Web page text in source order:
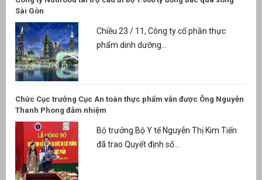
Sài Gòn
Chiều 23 / 11, Công ty cổ phần thực
phẩm dinh dưỡng...
Chức Cục trưởng Cục An toàn thực phẩm vẫn được Ông Nguyễn
Thanh Phong đảm nhiệm
Bộ trưởng Bộ Y tế Nguyễn Thị Kim Tiến
đã trao Quyết định số...